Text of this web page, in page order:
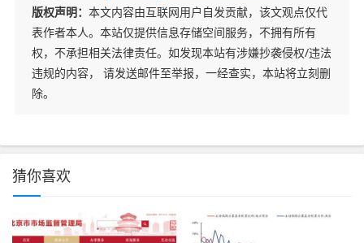
版权声明： 本文内容由互联网用户自发贡献，该文观点仅代
表作者本人。本站仅提供信息存储空间服务，不拥有所有
权，不承担相关法律责任。如发现本站有涉嫌抄袭侵权/违法
违规的内容， 请发送邮件至举报，一经查实，本站将立刻删
除。
猜你喜欢